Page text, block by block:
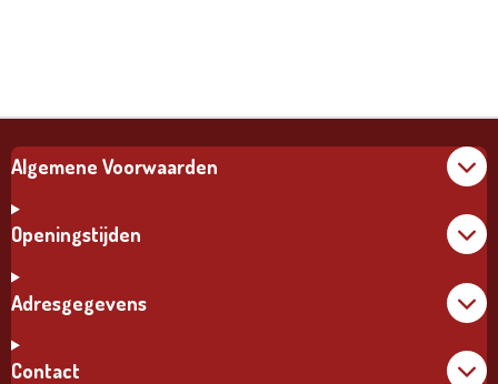
Algemene Voorwaarden
Openingstijden
Adresgegevens
Contact